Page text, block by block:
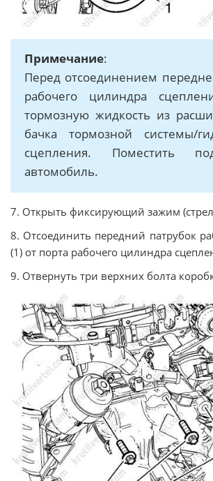
Примечание:
Перед отсоединением
рабочего цилиндра
тормозную жидкость из
бачка тормозной системы/
сцепления. Поместить
автомобиль.
7. Открыть фиксирующий зажим
8. Отсоединить передний патрубок
(1) от порта рабочего цилиндра
9. Отвернуть три верхних болта